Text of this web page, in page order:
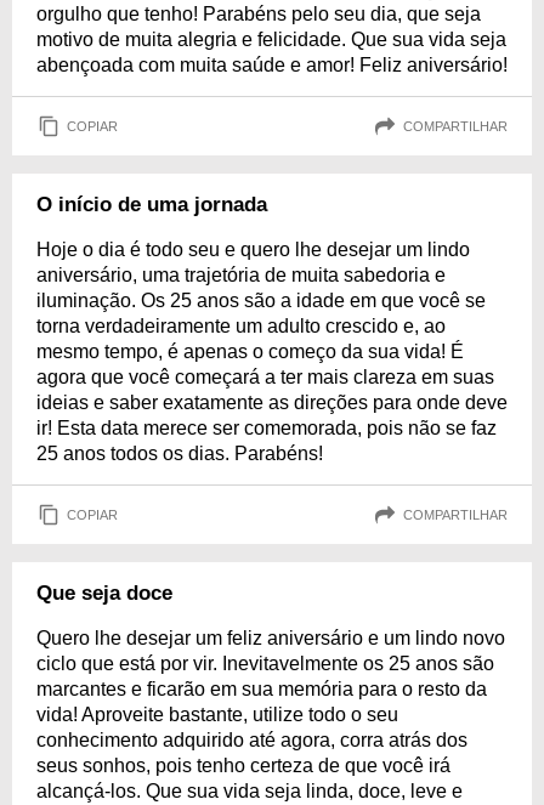
orgulho que tenho! Parabéns pelo seu dia, que seja
motivo de muita alegria e felicidade. Que sua vida seja
abençoada com muita saúde e amor! Feliz aniversário!
COPIAR COMPARTILHAR
O início de uma jornada
Hoje o dia é todo seu e quero lhe desejar um lindo
aniversário, uma trajetória de muita sabedoria e
iluminação. Os 25 anos são a idade em que você se
torna verdadeiramente um adulto crescido e, ao
mesmo tempo, é apenas o começo da sua vida! É
agora que você começará a ter mais clareza em suas
ideias e saber exatamente as direções para onde deve
ir! Esta data merece ser comemorada, pois não se faz
25 anos todos os dias. Parabéns!
COPIAR COMPARTILHAR
Que seja doce
Quero lhe desejar um feliz aniversário e um lindo novo
ciclo que está por vir. Inevitavelmente os 25 anos são
marcantes e ficarão em sua memória para o resto da
vida! Aproveite bastante, utilize todo o seu
conhecimento adquirido até agora, corra atrás dos
seus sonhos, pois tenho certeza de que você irá
alcançá-los. Que sua vida seja linda, doce, leve e